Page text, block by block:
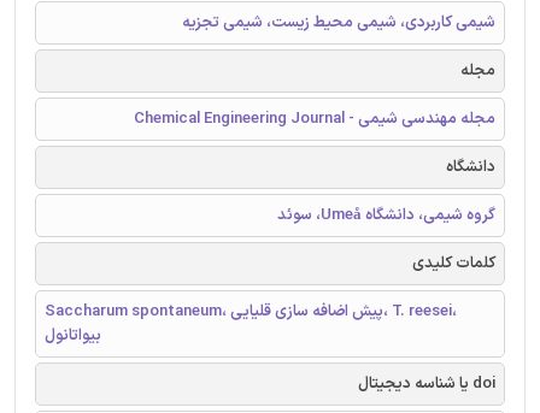
شیمی کاربردی، شیمی محیط زیست، شیمی تجزیه
مجله
مجله مهندسی شیمی - Chemical Engineering Journal
دانشگاه
گروه شیمی، دانشگاه Umeå، سوئد
کلمات کلیدی
Saccharum spontaneum، پیش اضافه سازی قلیایی، T. reesei،
بیواتانول
doi یا شناسه دیجیتال